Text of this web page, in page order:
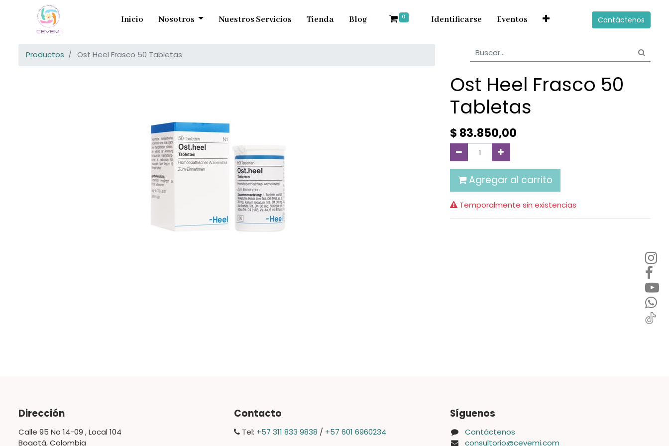
Inicio Nosotros Nuestros Servicios Tienda Blog 0 Identificarse Eventos Contáctenos
Productos Ost Heel Frasco 50 Tabletas
Ost Heel Frasco 50
Tabletas
$ 83.850,00
Agregar al carrito
Temporalmente sin existencias
Dirección
Calle 95 No 14-09 , Local 104
Bogotá, Colombia
Contacto
Tel: +57 311 833 9838 / +57 601 6960234
Síguenos
Contáctenos
consultorio@cevemi.com